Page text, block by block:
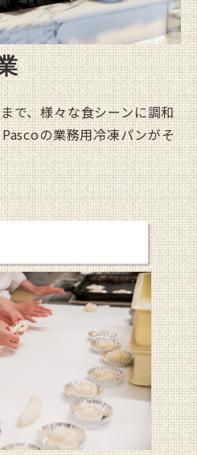
で、様々な食シーンに調和
の業務用冷凍パンがそ